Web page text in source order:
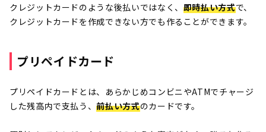
クレジットカードのような後払いではなく、 即時払い方式で、
クレジットカードを作成できない方でも作ることができます。
プリペイドカード
プリペイドカードとは、あらかじめコンビニやATMでチャージ
した残高内で支払う、前払い方式のカードです。